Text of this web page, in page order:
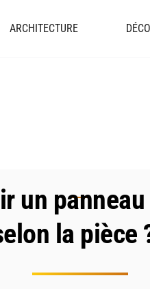
ARCHITECTURE
un
la pièce